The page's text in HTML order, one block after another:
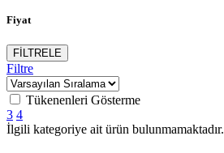
Fiyat
FİLTRELE
Filtre
Tükenenleri Gösterme
3 4
İlgili kategoriye ait ürün bulunmamaktadır.